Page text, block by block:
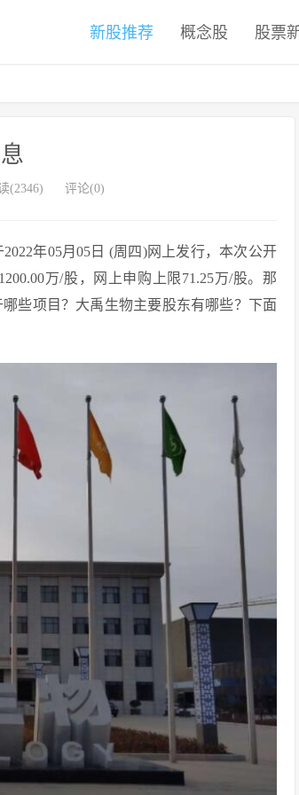
新股推荐 概念股 股票
(2346) 评论(0)
年05月05日 (周四)网上发行，本次公开
万/股，网上申购上限71.25万/股。那
些项目？大禹生物主要股东有哪些？下面